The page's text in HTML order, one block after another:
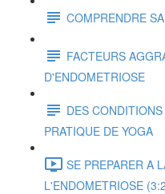
COMPRENDRE
FACTEURS
D'ENDOMETRIOSE
DES
PRATIQUE DE YOGA
SE PREPARER A
L'ENDOMETRIOSE